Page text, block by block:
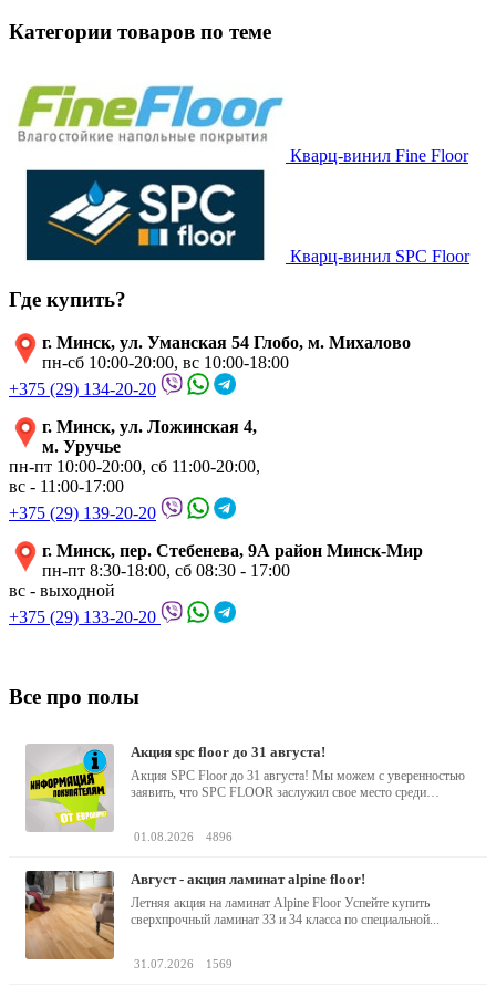
Категории товаров по теме
Кварц-винил Fine Floor
Кварц-винил SPC Floor
Где купить?
г. Минск, ул. Уманская 54 Глобо, м. Михалово
пн-сб 10:00-20:00, вс 10:00-18:00
+375 (29) 134-20-20
г. Минск, ул. Ложинская 4,
м. Уручье
пн-пт 10:00-20:00, сб 11:00-20:00,
вс - 11:00-17:00
+375 (29) 139-20-20
г. Минск, пер. Стебенева, 9А район Минск-Мир
пн-пт 8:30-18:00, сб 08:30 - 17:00
вс - выходной
+375 (29) 133-20-20
Все про полы
акция spc floor до 31 августа!
Акция SPC Floor до 31 августа! Мы можем с уверенностью
заявить, что SPC FLOOR заслужил свое место среди
01.08.2026 4896
август - акция ламинат alpine floor!
Летняя акция на ламинат Alpine Floor Успейте купить
сверхпрочный ламинат 33 и 34 класса по специальной...
31.07.2026 1569